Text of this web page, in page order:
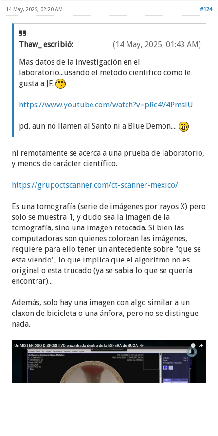
#124
14 May, 2025, 02:20 AM
(14 May, 2025, 01:43 AM)
Thaw_ escribió:
Mas datos de la investigación en el
laboratorio...usando el método científico como le
gusta a JF.
https://www.youtube.com/watch?v=pRc4V4PmslU
pd. aun no llamen al Santo ni a Blue Demon....
ni remotamente se acerca a una prueba de laboratorio,
y menos de carácter científico.
https://grupoctscanner.com/ct-scanner-mexico/
Es una tomografía (serie de imágenes por rayos X) pero
solo se muestra 1, y dudo sea la imagen de la
tomografía, sino una imagen retocada. Si bien las
computadoras son quienes colorean las imágenes,
requiere para ello tener un antecedente sobre "que se
esta viendo", lo que implica que el algoritmo no es
original o esta trucado (ya se sabia lo que se quería
encontrar)...
Además, solo hay una imagen con algo similar a un
claxon de bicicleta o una ánfora, pero no se distingue
nada.